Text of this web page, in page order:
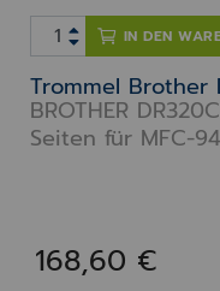
IN DEN
Trommel Brother
BROTHER
Seiten für MFC-
168,60 €